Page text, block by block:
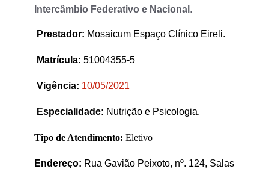
Intercâmbio Federativo e Nacional .
Prestador: Mosaicum Espaço Clínico Eireli.
Matrícula: 51004355-5
Vigência: 10/05/2021
Especialidade: Nutrição e Psicologia.
Tipo de Atendimento: Eletivo
Endereço: Rua Gavião Peixoto, nº. 124, Salas